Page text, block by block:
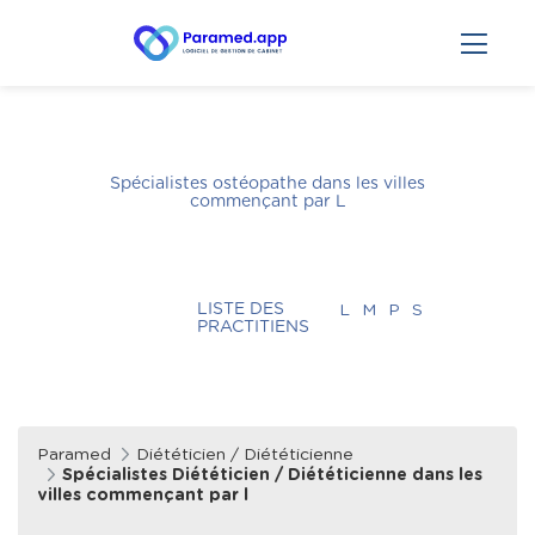
Spécialistes ostéopathe dans les villes
commençant par L
LISTE DES
PRACTITIENS
L M P S
Paramed
Diététicien / Diététicienne
Spécialistes Diététicien / Diététicienne dans les
villes commençant par l